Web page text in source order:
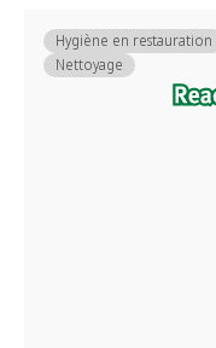
Hygiène en restauration
Nettoyage